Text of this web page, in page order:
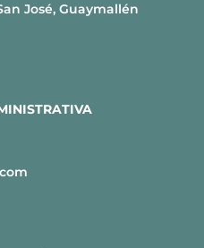
José, Guaymallén